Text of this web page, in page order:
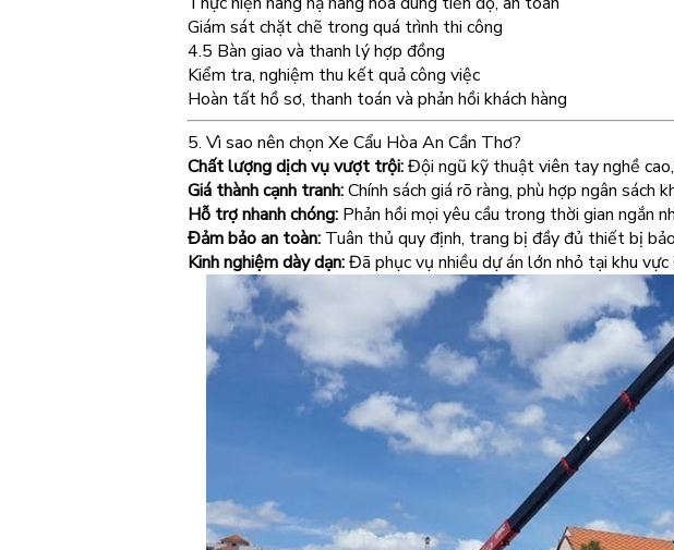
Giám sát chặt chẽ trong quá trình thi công
4.5 Bàn giao và thanh lý hợp đồng
Kiểm tra, nghiệm thu kết quả công việc
Hoàn tất hồ sơ, thanh toán và phản hồi khách hàng
5. Vì sao nên chọn Xe Cẩu Hòa An Cần Thơ?
Chất lượng dịch vụ vượt trội:Đội ngũ kỹ thuật viên tay nghề
Giá thành cạnh tranh:Chính sách giá rõ ràng, phù hợp ngân sách
Hỗ trợ nhanh chóng: Phản hồi mọi yêu cầu trong thời gian ngắn
Đảm bảo an toàn: Tuân thủ quy định, trang bị đầy đủ thiết bị
Kinh nghiệm dày dạn:Đã phục vụ nhiều dự án lớn nhỏ tại khu vực